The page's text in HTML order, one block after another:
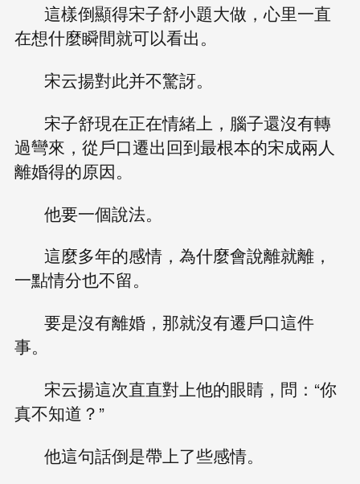
這樣倒顯得宋子舒小題大做，心里一直
在想什麼瞬間就可以看出。
宋云揚對此并不驚訝。
宋子舒現在正在情緒上，腦子還沒有轉
過彎來，從戶口遷出回到最根本的宋成兩人
離婚得的原因。
他要一個說法。
這麼多年的感情，為什麼會說離就離，
一點情分也不留。
要是沒有離婚，那就沒有遷戶口這件
事。
宋云揚這次直直對上他的眼睛，問：“你
真不知道？”
他這句話倒是帶上了些感情。